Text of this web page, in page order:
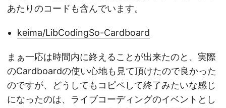
あたりのコードも含んでいます。
keima/LibCodingSo-Cardboard
まぁ一応は時間内に終えることが出来たのと、実際
のCardboardの使い心地も見て頂けたので良かった
のですが、どうしてもコピペして終了みたいな感じ
になったのは、ライブコーディングのイベントとし